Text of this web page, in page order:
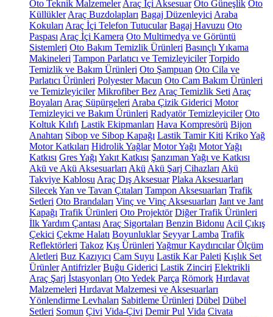
Oto Teknik Malzemeler Araç İçi Aksesuar Oto Güneşlik Oto
Küllükler Araç Buzdolapları Bagaj Düzenleyici Araba
Kokuları Araç İçi Telefon Tutucular Bagaj Havuzu Oto
Paspası Araç İçi Kamera Oto Multimedya ve Görüntü
Sistemleri Oto Bakım Temizlik Ürünleri Basınçlı Yıkama
Makineleri Tampon Parlatıcı ve Temizleyiciler Torpido
Temizlik ve Bakım Ürünleri Oto Şampuan Oto Cila ve
Parlatıcı Ürünleri Polyester Macun Oto Cam Bakım Ürünleri
ve Temizleyiciler Mikrofiber Bez Araç Temizlik Seti Araç
Boyaları Araç Süpürgeleri Araba Çizik Giderici Motor
Temizleyici ve Bakım Ürünleri Radyatör Temizleyiciler Oto
Koltuk Kılıfı Lastik Ekipmanları Hava Kompresörü Bijon
Anahtarı Sibop ve Sibop Kapağı Lastik Tamir Kiti KrikoYağ
Motor Katkıları Hidrolik Yağlar Motor Yağı Motor Yağı
Katkısı Gres Yağı Yakıt Katkısı Şanzıman Yağı ve Katkısı
Akü ve Akü Aksesuarları Akü Akü Şarj Cihazları Akü
Takviye Kablosu Araç Dış Aksesuar Plaka Aksesuarları
SilecekYan ve Tavan Çıtaları Tampon Aksesuarları Trafik
Setleri Oto Brandaları Vinç ve Vinç Aksesuarları Jant ve Jant
Kapağı Trafik Ürünleri Oto Projektör Diğer Trafik Ürünleri
İlk Yardım Çantası Araç Sigortaları Benzin Bidonu Acil Çıkış
Çekici Çekme Halatı Boyunluklar Seyyar Lamba Trafik
Reflektörleri Takoz Kış Ürünleri Yağmur Kaydırıcılar Ölçüm
Aletleri Buz Kazıyıcı Cam Suyu Lastik Kar Paleti Kışlık Set
Ürünler Antifrizler Buğu Giderici Lastik Zinciri Elektrikli
Araç Şarj İstasyonları Oto Yedek Parça Römork Hırdavat
Malzemeleri Hırdavat Malzemesi ve Aksesuarları
Yönlendirme Levhaları Sabitleme Ürünleri Dübel Dübel
Setleri Somun Çivi Vida-Çivi Demir Pul Vida Civata